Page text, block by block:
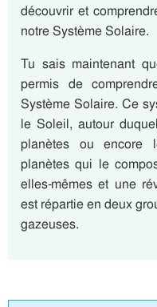
découvrir et
notre Système Solaire.
Tu sais maintenant
permis de
Système Solaire. Ce
le Soleil, autour
planètes ou encore
planètes qui le
elles-mêmes et une
est répartie en deux
gazeuses.